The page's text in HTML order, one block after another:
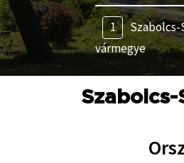
vármegye